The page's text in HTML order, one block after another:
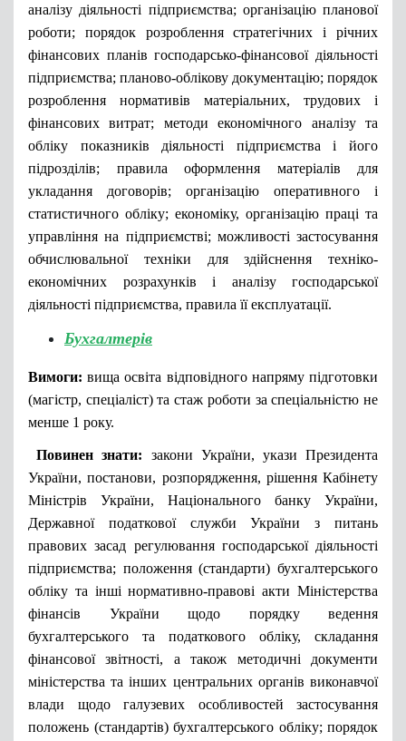
аналізу діяльності підприємства; організацію планової
роботи; порядок розроблення стратегічних і річних
фінансових планів господарсько-фінансової діяльності
підприємства; планово-облікову документацію; порядок
розроблення нормативів матеріальних, трудових і
фінансових витрат; методи економічного аналізу та
обліку показників діяльності підприємства і його
підрозділів; правила оформлення матеріалів для
укладання договорів; організацію оперативного і
статистичного обліку; економіку, організацію праці та
управління на підприємстві; можливості застосування
обчислювальної техніки для здійснення техніко-
економічних розрахунків і аналізу господарської
діяльності підприємства, правила її експлуатації.
Бухгалтерів
Вимоги: вища освіта відповідного напряму підготовки
(магістр, спеціаліст) та стаж роботи за спеціальністю не
менше 1 року.
Повинен знати: закони України, укази Президента
України, постанови, розпорядження, рішення Кабінету
Міністрів України, Національного банку України,
Державної податкової служби України з питань
правових засад регулювання господарської діяльності
підприємства; положення (стандарти) бухгалтерського
обліку та інші нормативно-правові акти Міністерства
фінансів України щодо порядку ведення
бухгалтерського та податкового обліку, складання
фінансової звітності, а також методичні документи
міністерства та інших центральних органів виконавчої
влади щодо галузевих особливостей застосування
положень (стандартів) бухгалтерського обліку; порядок